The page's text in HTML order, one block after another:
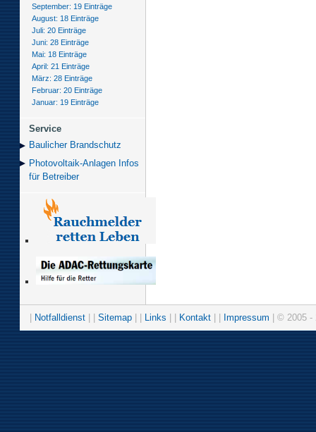
September: 19 Einträge
August: 18 Einträge
Juli: 20 Einträge
Juni: 28 Einträge
Mai: 18 Einträge
April: 21 Einträge
März: 28 Einträge
Februar: 20 Einträge
Januar: 19 Einträge
Service
Baulicher Brand­schutz
Photovoltaik-Anlagen Infos
für Betreiber
Notfalldienst Sitemap Links Kontakt Impressum | © 2005 -